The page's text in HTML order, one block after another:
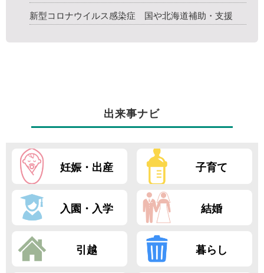
新型コロナウイルス感染症 国や北海道補助・支援
出来事ナビ
妊娠・出産 子育て
入園・入学 結婚
引越 暮らし